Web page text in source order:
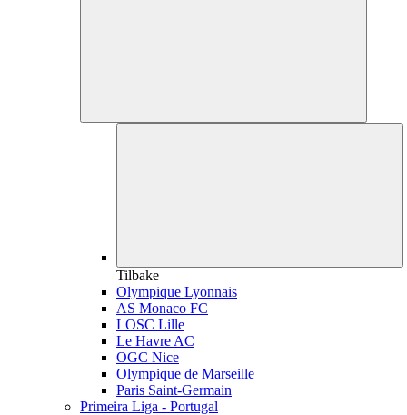
Tilbake
Olympique Lyonnais
AS Monaco FC
LOSC Lille
Le Havre AC
OGC Nice
Olympique de Marseille
Paris Saint-Germain
Primeira Liga - Portugal